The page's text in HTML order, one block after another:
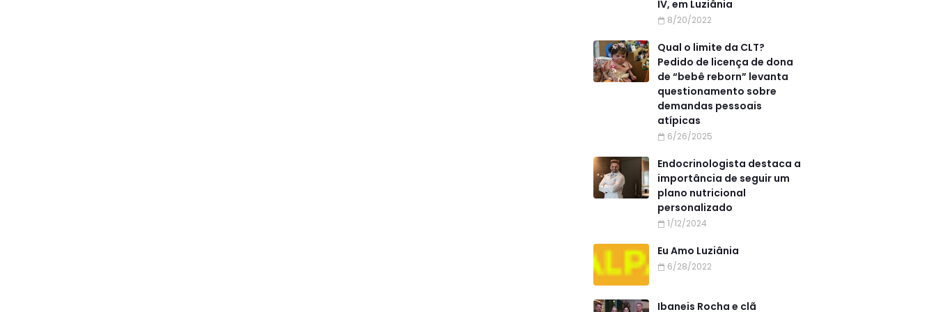
IV, em Luziânia
8/20/2022
Qual o limite da CLT?
Pedido de licença de dona
de “bebê reborn” levanta
questionamento sobre
demandas pessoais
atípicas
6/26/2025
Endocrinologista destaca a
importância de seguir um
plano nutricional
personalizado
1/12/2024
Eu Amo Luziânia
6/28/2022
Ibaneis Rocha e clã